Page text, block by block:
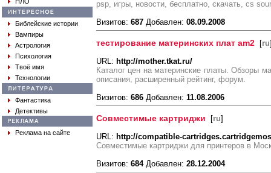
Библейские истории
Вампиры
Астрология
Психология
Твоё имя
Технологии
Фантастика
Детективы
Реклама на сайте
psp, игры, новости, бесплатно, скачать, cs
Визитов: 687 Добавлен: 08.09.2008
тестирование материнских плат am2 [ru
URL: http://mother.tkat.ru/
Каталог цен на материнские платы. Обзоры
описания, расширенный рейтинг, форум.
Визитов: 686 Добавлен: 11.08.2006
Совместимые картриджи [ru]
URL: http://compatible-
Совместимые картриджи для принтеров в
Визитов: 684Добавлен: 28.12.2004